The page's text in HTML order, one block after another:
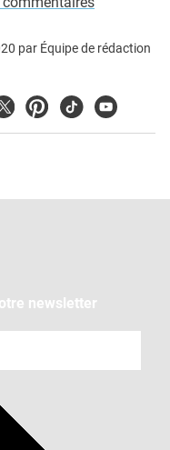
par Équipe de rédaction
Pinterest
TiktokYoutube
newsletter